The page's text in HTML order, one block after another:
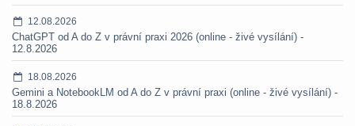
12.08.2026
ChatGPT od A do Z v právní praxi 2026 (online - živé vysílání) -
12.8.2026
18.08.2026
Gemini a NotebookLM od A do Z v právní praxi (online - živé vysílání) -
18.8.2026